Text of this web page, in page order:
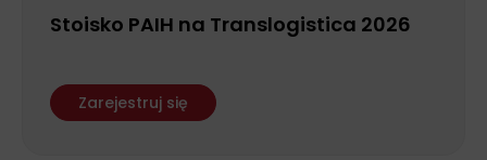
Stoisko PAIH na Translogistica 2026
Zarejestruj się